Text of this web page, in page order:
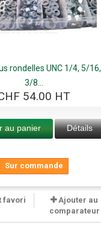
rondelles UNC 1/4, 5/16,
3/8...
54.00 HT
au panier Détails
Sur commande
favori
Ajouter au
comparateur